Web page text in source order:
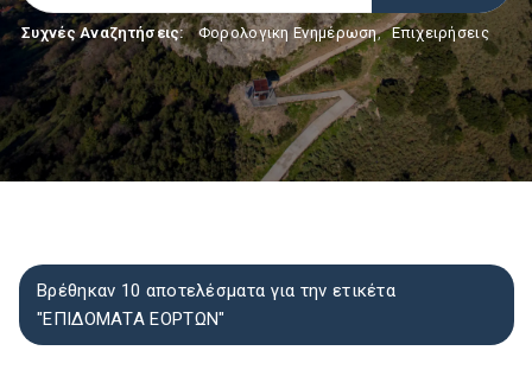
Συχνές Αναζητήσεις: Φορολογικη Ενημέρωση, Επιχειρήσεις
Βρέθηκαν 10 αποτελέσματα για την ετικέτα
"ΕΠΙΔΟΜΑΤΑ ΕΟΡΤΩΝ"